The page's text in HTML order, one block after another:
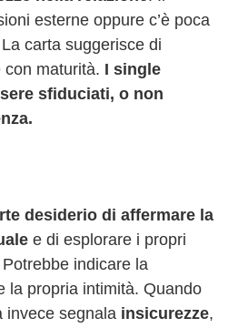
esterne oppure c’è poca
carta suggerisce di
maturità. I single
sfiduciati, o non
desiderio di affermare la
e di esplorare i propri
indicare la
la propria intimità. Quando
invece segnala insicurezze,